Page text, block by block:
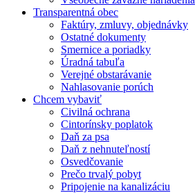
Transparentná obec
Faktúry, zmluvy, objednávky
Ostatné dokumenty
Smernice a poriadky
Úradná tabuľa
Verejné obstarávanie
Nahlasovanie porúch
Chcem vybaviť
Civilná ochrana
Cintorínsky poplatok
Daň za psa
Daň z nehnuteľností
Osvedčovanie
Prečo trvalý pobyt
Pripojenie na kanalizáciu